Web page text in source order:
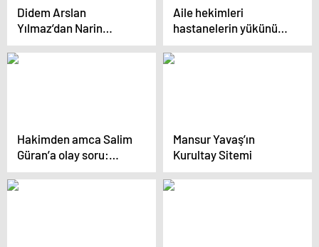
Didem Arslan
Yılmaz’dan Narin
cinayetiyle ilgili çarpıcı
iddia: “Anne ve
Aile hekimleri
hastanelerin yükünü
alıyor ve erken teşhiste
rol oynuyor
Hakimden amca Salim
Güran’a olay soru:
Narin senin kızın
mıydı?
Mansur Yavaş’ın
Kurultay Sitemi